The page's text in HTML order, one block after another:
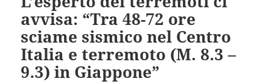
avvisa: “Tra 48-72 ore
sciame sismico nel Centro
Italia e terremoto (M. 8.3 –
9.3) in Giappone”